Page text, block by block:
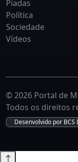
Piadas
Política
Sociedade
Vídeos
© 2026 Portal de
Todos os direitos
Desenvolvido por